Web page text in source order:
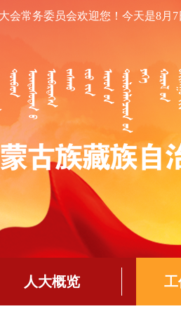
会常务委员会欢迎您！ 今天是8月
人大概览 工